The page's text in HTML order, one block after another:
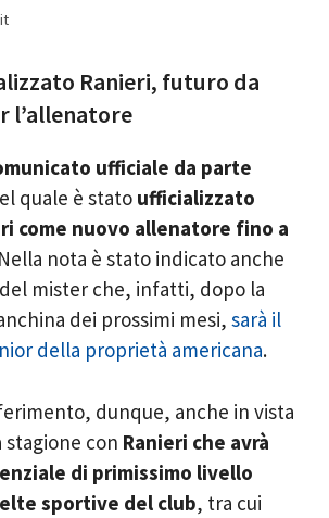
Ranieri, futuro da
l’allenatore
ufficiale da parte
quale è stato ufficializzato
come nuovo allenatore fino a
nota è stato indicato anche
mister che, infatti, dopo la
dei prossimi mesi, sarà il
della proprietà americana.
dunque, anche in vista
stagione con Ranieri che avrà
di primissimo livello
sportive del club, tra cui